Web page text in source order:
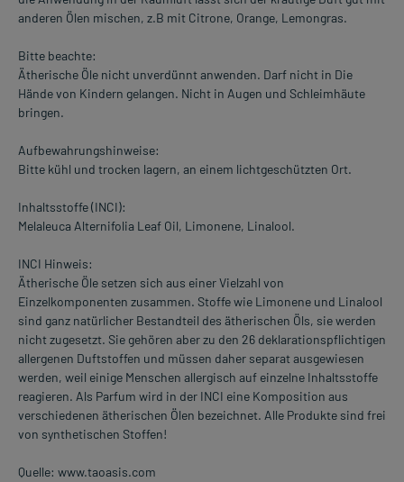
anderen Ölen mischen, z.B mit Citrone, Orange, Lemongras.
Bitte beachte:
Ätherische Öle nicht unverdünnt anwenden. Darf nicht in Die
Hände von Kindern gelangen. Nicht in Augen und Schleimhäute
bringen.
Aufbewahrungshinweise:
Bitte kühl und trocken lagern, an einem lichtgeschützten Ort.
Inhaltsstoffe (INCI):
Melaleuca Alternifolia Leaf Oil, Limonene, Linalool.
INCI Hinweis:
Ätherische Öle setzen sich aus einer Vielzahl von
Einzelkomponenten zusammen. Stoffe wie Limonene und Linalool
sind ganz natürlicher Bestandteil des ätherischen Öls, sie werden
nicht zugesetzt. Sie gehören aber zu den 26 deklarationspflichtigen
allergenen Duftstoffen und müssen daher separat ausgewiesen
werden, weil einige Menschen allergisch auf einzelne Inhaltsstoffe
reagieren. Als Parfum wird in der INCI eine Komposition aus
verschiedenen ätherischen Ölen bezeichnet. Alle Produkte sind frei
von synthetischen Stoffen!
Quelle: www.taoasis.com